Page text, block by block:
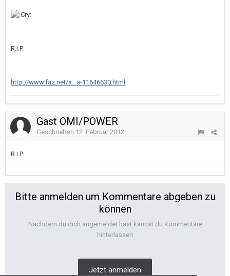
R.I.P.
http://www.faz.net/a...a-11646630.html
Gast OMI/POWER
Geschrieben 12. Februar 2012
R.I.P.
Bitte anmelden um Kommentare abgeben zu
können
Nachdem du dich angemeldet hast kannst du Kommentare
hinterlassen
Jetzt anmelden